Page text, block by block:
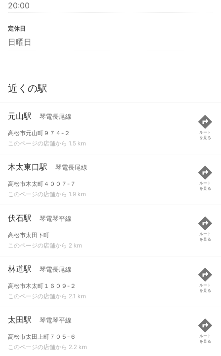
20:00
定休日
日曜日
近くの駅
元山駅 琴電長尾線
高松市元山町９７４-２
このページの店舗から 1.5 km
ルート
を見る
木太東口駅 琴電長尾線
高松市木太町４００７-７
このページの店舗から 1.9 km
ルート
を見る
伏石駅 琴電琴平線
高松市太田下町
このページの店舗から 2 km
ルート
を見る
林道駅 琴電長尾線
高松市木太町１６０９-２
このページの店舗から 2.1 km
ルート
を見る
太田駅 琴電琴平線
高松市太田上町７０５-６
このページの店舗から 2.2 km
ルート
を見る